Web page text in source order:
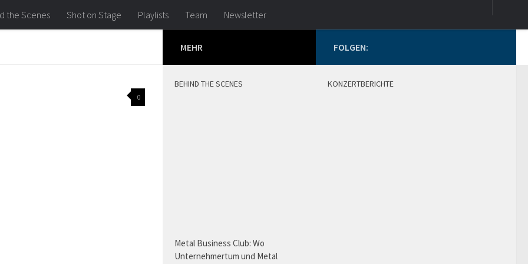
the Scenes Shot on Stage Playlists Team Newsletter
0
FOLGEN:
KONZERTBERICHTE
MEHR
BEHIND THE SCENES
Metal Business Club: Wo
Unternehmertum und Metal